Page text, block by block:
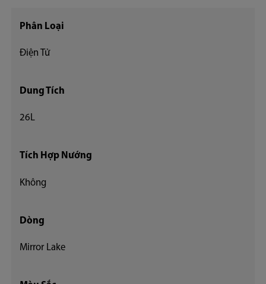
Phân Loại
Điện Tử
Dung Tích
26L
Tích Hợp Nướng
Không
Dòng
Mirror Lake